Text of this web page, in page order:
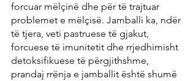
forcuar mëlçinë dhe për të trajtuar
problemet e mëlçisë. Jamballi ka, ndër
të tjera, veti pastruese të gjakut,
forcuese të imunitetit dhe rrjedhimisht
detoksifikuese të përgjithshme,
prandaj rrënja e jamballit është shumë